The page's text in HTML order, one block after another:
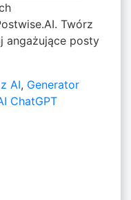
Twórz
angażujące posty
AI, Generator
ChatGPT